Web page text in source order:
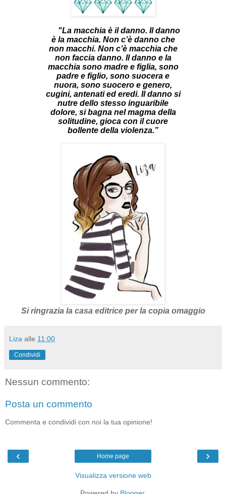
"La macchia è il danno. Il danno
è la macchia. Non c’è danno che
non macchi. Non c’è macchia che
non faccia danno. Il danno e la
macchia sono madre e figlia, sono
padre e figlio, sono suocera e
nuora, sono suocero e genero,
cugini, antenati ed eredi. Il danno si
nutre dello stesso inguaribile
dolore, si bagna nel magma della
solitudine, gioca con il cuore
bollente della violenza.”
Si ringrazia la casa editrice per la copia omaggio
Liza alle 11:00
Condividi
Nessun commento:
Posta un commento
Commenta e condividi con noi la tua opinione!
‹ ›
Home page
Visualizza versione web